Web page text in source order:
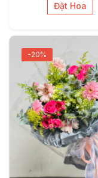
Đặt Hoa
-20%